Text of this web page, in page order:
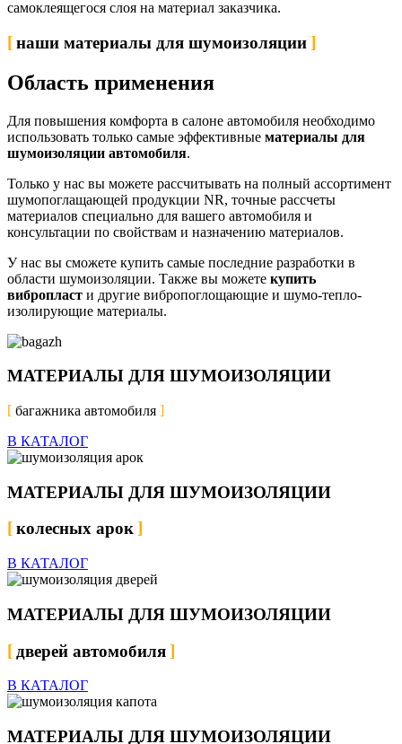
самоклеящегося слоя на материал заказчика.
наши материалы для шумоизоляции
Область применения
Для повышения комфорта в салоне автомобиля необходимо
использовать только самые эффективные материалы для
шумоизоляции автомобиля.
Только у нас вы можете рассчитывать на полный ассортимент
шумопоглащающей продукции NR, точные рассчеты
материалов специально для вашего автомобиля и
консультации по свойствам и назначению материалов.
У нас вы сможете купить самые последние разработки в
области шумоизоляции. Также вы можете купить
вибропласт и другие вибропоглощающие и шумо-тепло-
изолирующие материалы.
МАТЕРИАЛЫ ДЛЯ ШУМОИЗОЛЯЦИИ
багажника автомобиля
В КАТАЛОГ
МАТЕРИАЛЫ ДЛЯ ШУМОИЗОЛЯЦИИ
колесных арок
В КАТАЛОГ
МАТЕРИАЛЫ ДЛЯ ШУМОИЗОЛЯЦИИ
дверей автомобиля
В КАТАЛОГ
МАТЕРИАЛЫ ДЛЯ ШУМОИЗОЛЯЦИИ